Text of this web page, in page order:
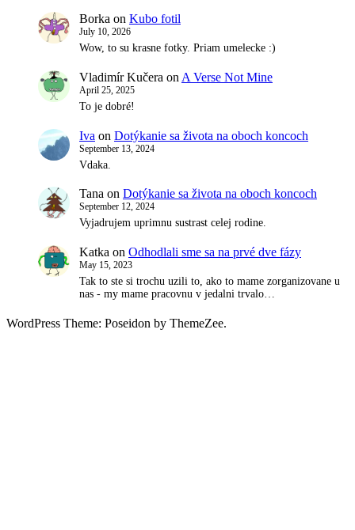
Borka on Kubo fotil
July 10, 2026
Wow, to su krasne fotky. Priam umelecke :)
Vladimír Kučera on A Verse Not Mine
April 25, 2025
To je dobré!
Iva on Dotýkanie sa života na oboch koncoch
September 13, 2024
Vdaka.
Tana on Dotýkanie sa života na oboch koncoch
September 12, 2024
Vyjadrujem uprimnu sustrast celej rodine.
Katka on Odhodlali sme sa na prvé dve fázy
May 15, 2023
Tak to ste si trochu uzili to, ako to mame zorganizovane u
nas - my mame pracovnu v jedalni trvalo…
WordPress Theme: Poseidon by ThemeZee.